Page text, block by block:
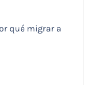
qué migrar a